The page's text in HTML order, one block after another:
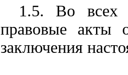
1.5. Во всех
правовые акты
заключения